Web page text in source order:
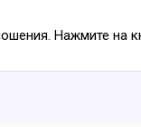
Нажмите на